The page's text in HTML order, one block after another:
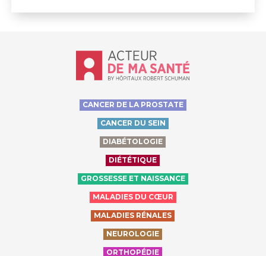
Accueil - Acteur de ma santé, by
CANCER DE LA PROSTATE
CANCER DU SEIN
DIABÉTOLOGIE
DIÉTÉTIQUE
GROSSESSE ET NAISSANCE
MALADIES DU CŒUR
MALADIES RÉNALES
NEUROLOGIE
ORTHOPÉDIE